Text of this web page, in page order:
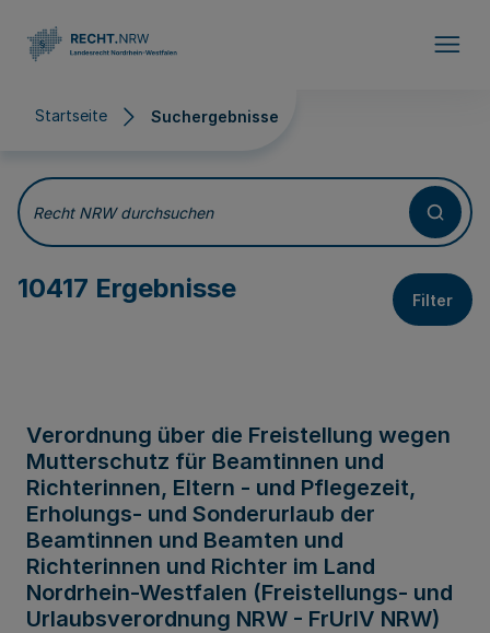
Startseite Suchergebnisse
Suchergebnisse
Recht NRW durchsuchen
10417 Ergebnisse Filter
Verordnung über die Freistellung wegen
Mutterschutz für Beamtinnen und
Richterinnen, Eltern - und Pflegezeit,
Erholungs- und Sonderurlaub der
Beamtinnen und Beamten und
Richterinnen und Richter im Land
Nordrhein-Westfalen (Freistellungs- und
Urlaubsverordnung NRW - FrUrlV NRW)